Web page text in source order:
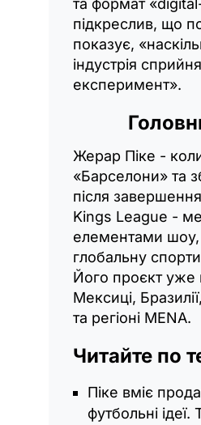
та формат
підкреслив, що
показує,
індустрія
експеримент».
Жерар Піке -
«Барселони» та
після
Kings League -
елементами шоу,
глобальну
Його проєкт уже
Мексиці,
та регіоні MENA.
Читайте по
Піке вміє
футбольні